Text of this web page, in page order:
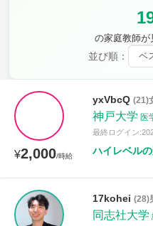
の家庭教師が
並び順：
¥2,000/時給
yxVbcQ (21)
神戸大学 医
最終ログイン
ハイレベル
17kohei (28)
同志社大学
保健・体育
時給：¥1,000 ～ ¥10,000
授業可能日
土曜日 日曜日